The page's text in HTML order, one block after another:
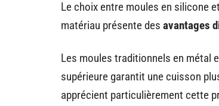
Le choix entre moules en silicone
matériau présente des avantages
Les moules traditionnels en métal
supérieure garantit une cuisson
apprécient particulièrement cette